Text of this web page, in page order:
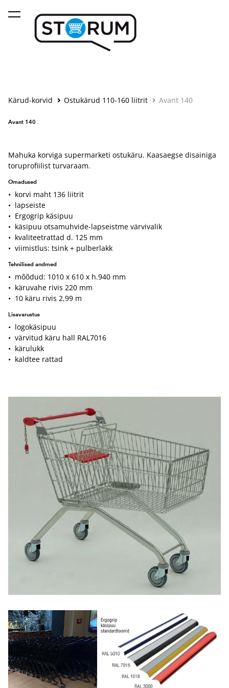
lisati ostukorvi. Vaata ostukorvi
Kärud-korvid Ostukärud 110-160 liitrit Avant 140
Avant 140
Mahuka korviga supermarketi ostukäru. Kaasaegse disainiga
toruprofiilist turvaraam.
Omadused
• korvi maht 136 liitrit
• lapseiste
• Ergogrip käsipuu
• käsipuu otsamuhvide-lapseistme värvivalik
• kvaliteetrattad d. 125 mm
• viimistlus: tsink + pulberlakk
Tehnilised andmed
• mõõdud: 1010 x 610 x h.940 mm
• käruvahe rivis 220 mm
• 10 käru rivis 2,99 m
Lisavarustus
• logokäsipuu
• värvitud käru hall RAL7016
• kärulukk
• kaldtee rattad